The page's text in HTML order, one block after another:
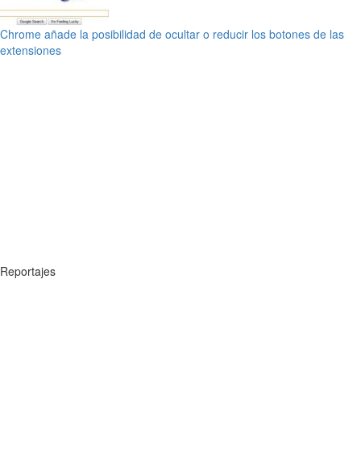
Chrome añade la posibilidad de ocultar o reducir los botones de las
extensiones
Reportajes